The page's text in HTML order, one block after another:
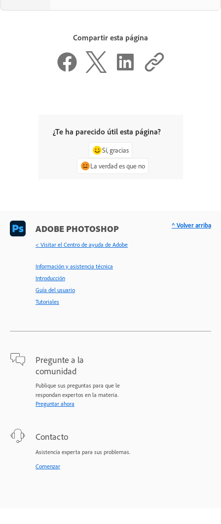
Compartir esta página
¿Te ha parecido útil esta página?
Sí, gracias
La verdad es que no
ADOBE PHOTOSHOP
< Visitar el Centro de ayuda de Adobe
Información y asistencia técnica
Introducción
Guía del usuario
Tutoriales
Pregunte a la
comunidad
Publique sus preguntas para que le
respondan expertos en la materia.
Preguntar ahora
Contacto
Asistencia experta para sus problemas.
Comenzar
^ Volver arriba